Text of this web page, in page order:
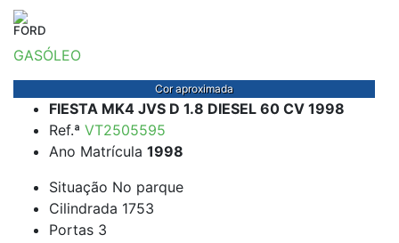
FORD
GASÓLEO
Cor aproximada
FIESTA MK4 JVS D 1.8 DIESEL 60 CV 1998
Ref.ª VT2505595
Ano Matrícula 1998
Situação No parque
Cilindrada 1753
Portas 3